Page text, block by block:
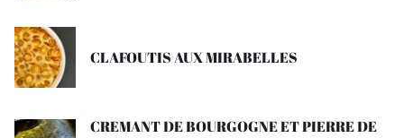
CLAFOUTIS AUX MIRABELLES
CREMANT DE BOURGOGNE ET PIERRE DE